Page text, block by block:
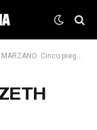
preguntas urgentes #LaEncerrona